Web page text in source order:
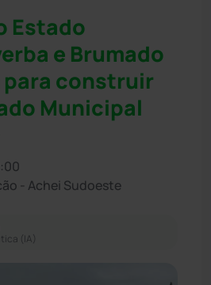
Estado
e Brumado
para construir
Municipal
- Achei Sudoeste
(IA)